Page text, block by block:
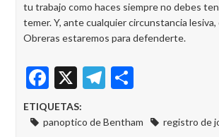
tu trabajo como haces siempre no debes
temer. Y, ante cualquier circunstancia
Obreras estaremos para defenderte.
Facebook
X Telegram
ETIQUETAS:
panoptico de Bentham
registro de